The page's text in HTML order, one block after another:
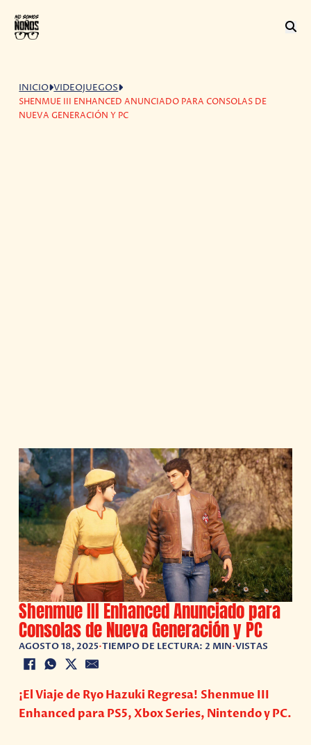
INICIO VIDEOJUEGOS
SHENMUE III ENHANCED ANUNCIADO PARA CONSOLAS DE
NUEVA GENERACIÓN Y PC
Shenmue III Enhanced Anunciado para
Consolas de Nueva Generación y PC
AGOSTO 18, 2025•TIEMPO DE LECTURA: 2 MIN•VISTAS
¡El Viaje de Ryo Hazuki Regresa! Shenmue III
Enhanced para PS5, Xbox Series, Nintendo y PC.